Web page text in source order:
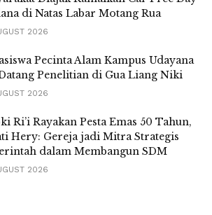
di Natas Labar Motang Rua
2026
Pecinta Alam Kampus Udayana
Penelitian di Gua Liang Niki
2026
Ri’i Rayakan Pesta Emas 50 Tahun,
Hery: Gereja jadi Mitra Strategis
dalam Membangun SDM
2026